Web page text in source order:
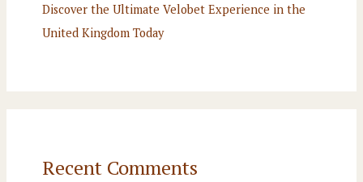
Discover the Ultimate Velobet Experience in the
United Kingdom Today
Recent Comments